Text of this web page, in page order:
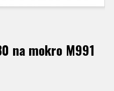
na mokro M991